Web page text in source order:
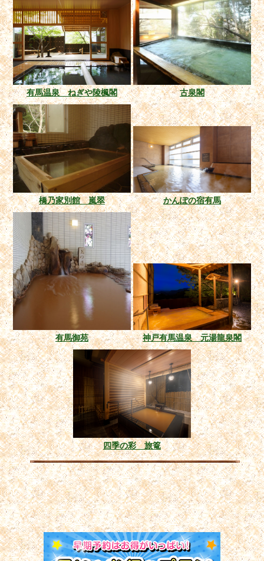
有馬温泉 ねぎや陵楓閣 古泉閣
橋乃家別館 嵐翠 かんぽの宿有馬
有馬御苑 神戸有馬温泉 元湯龍泉閣
四季の彩 旅篭